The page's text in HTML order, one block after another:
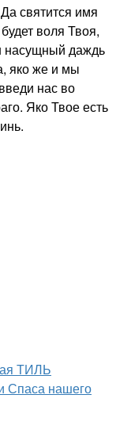
святится имя
воля Твоя,
насущный даждь
яко же и мы
нас во
Яко Твое есть
ТИЛЬ
Спаса нашего